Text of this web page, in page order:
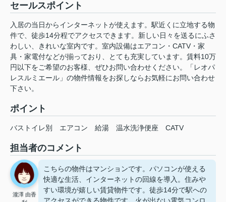
セールスポイント
入居の当日からインターネットが使えます。駅近くに立地する物
件で、徒歩14分程でアクセスできます。新しい日々を送るにふさ
わしい、きれいな室内です。室内設備はエアコン・CATV・家
具・家電付などが揃っており、とても充実しています。賃料10万
円以下をご希望のお客様、ぜひお問い合わせください。「レオパ
レスルミエール」の物件情報をお探しならお気軽にお問い合わせ
下さい。
ポイント
バストイレ別 エアコン 給湯 温水洗浄便座 CATV
担当者のコメント
瀧澤 由香
こちらの物件はマンションです。パソコンが使える
快適な生活、インターネットの回線を導入。住みや
すい環境が嬉しい賃貸物件です。徒歩14分で駅への